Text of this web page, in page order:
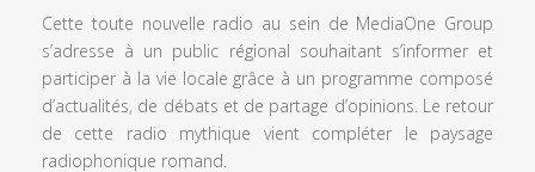
Cette toute nouvelle radio au sein de MediaOne Group
s’adresse à un public régional souhaitant s’informer et
participer à la vie locale grâce à un programme composé
d’actualités, de débats et de partage d’opinions. Le retour
de cette radio mythique vient compléter le paysage
radiophonique romand.